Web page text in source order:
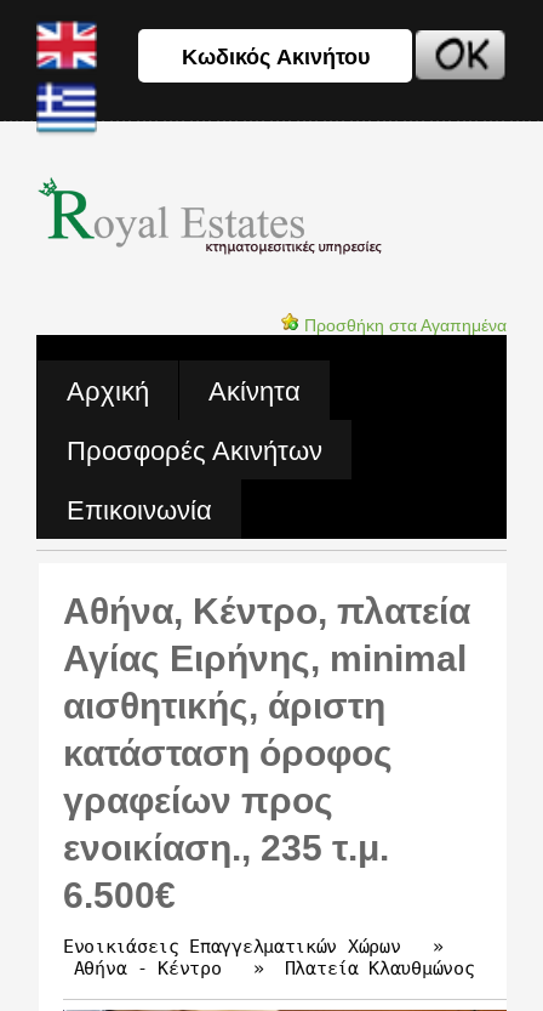
Προσθήκη στα Αγαπημένα
Αρχική
Ακίνητα
Προσφορές Ακινήτων
Επικοινωνία
Αθήνα, Κέντρο, πλατεία
Αγίας Ειρήνης, minimal
αισθητικής, άριστη
κατάσταση όροφος
γραφείων προς
ενοικίαση., 235 τ.μ.
6.500€
Ενοικιάσεις Επαγγελματικών Χώρων »
Αθήνα - Κέντρο » Πλατεία Κλαυθμώνος